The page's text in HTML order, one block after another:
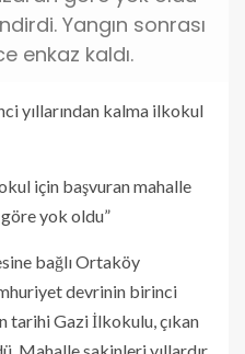
Yangın sonrası
enkaz kaldı.
yıllarından kalma ilkokul
için başvuran mahalle
yok oldu”
bağlı Ortaköy
devrinin birinci
tarihi Gazi İlkokulu, çıkan